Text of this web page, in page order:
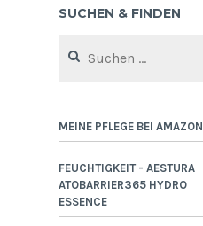
SUCHEN & FINDEN
nach:
MEINE PFLEGE BEI AMAZON
FEUCHTIGKEIT - AESTURA
ATOBARRIER365 HYDRO
ESSENCE